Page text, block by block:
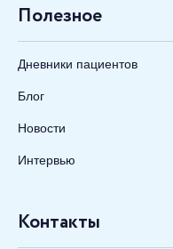
Полезное
Дневники пациентов
Блог
Новости
Интервью
Контакты